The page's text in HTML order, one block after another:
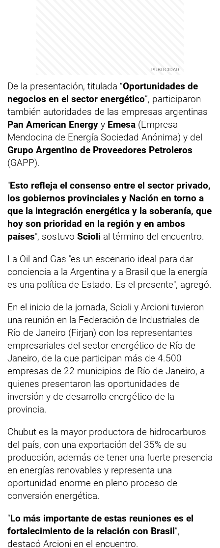
De la presentación, titulada “Oportunidades de
negocios en el sector energético”, participaron
también autoridades de las empresas argentinas
Pan American Energy y Emesa (Empresa
Mendocina de Energía Sociedad Anónima) y del
Grupo Argentino de Proveedores Petroleros
(GAPP).
"Esto refleja el consenso entre el sector privado,
los gobiernos provinciales y Nación en torno a
que la integración energética y la soberanía, que
hoy son prioridad en la región y en ambos
países", sostuvo Scioli al término del encuentro.
La Oil and Gas "es un escenario ideal para dar
conciencia a la Argentina y a Brasil que la energía
es una política de Estado. Es el presente", agregó.
En el inicio de la jornada, Scioli y Arcioni tuvieron
una reunión en la Federación de Industriales de
Río de Janeiro (Firjan) con los representantes
empresariales del sector energético de Río de
Janeiro, de la que participan más de 4.500
empresas de 22 municipios de Río de Janeiro, a
quienes presentaron las oportunidades de
inversión y de desarrollo energético de la
provincia.
Chubut es la mayor productora de hidrocarburos
del país, con una exportación del 35% de su
producción, además de tener una fuerte presencia
en energías renovables y representa una
oportunidad enorme en pleno proceso de
conversión energética.
“Lo más importante de estas reuniones es el
fortalecimiento de la relación con Brasil”,
destacó Arcioni en el encuentro.